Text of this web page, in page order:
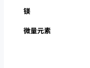
镁
微量元素